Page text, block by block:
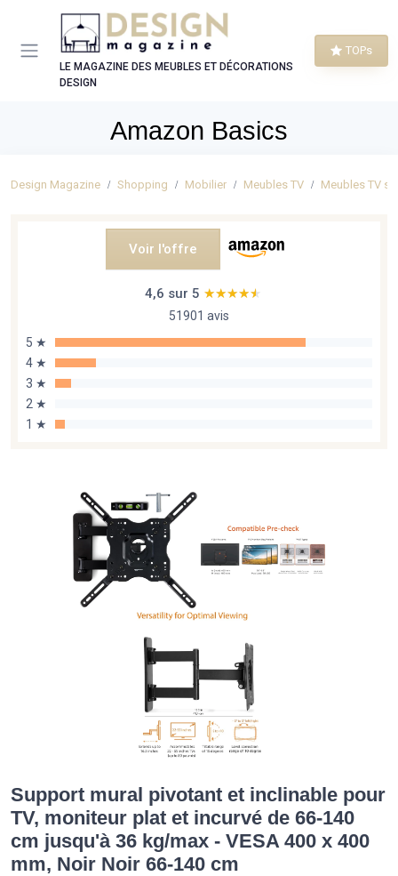
LE MAGAZINE DES MEUBLES ET DÉCORATIONS
DESIGN
TOPs
Amazon Basics
Design Magazine Shopping Mobilier Meubles TV Meubles TV
Voir l'offre
4,6 sur 5 ★★★★★
★★★★★
51901 avis
5 ★
4 ★
3 ★
2 ★
1 ★
Support mural pivotant et inclinable pour
TV, moniteur plat et incurvé de 66-140
cm jusqu'à 36 kg/max - VESA 400 x 400
mm, Noir Noir 66-140 cm
Panneau de gestion des cookies